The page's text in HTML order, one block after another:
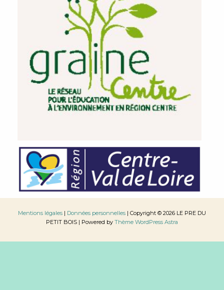
Mentions légales | Données personnelles | Copyright © 2026 LE PRE DU
PETIT BOIS | Powered by Thème WordPress Astra